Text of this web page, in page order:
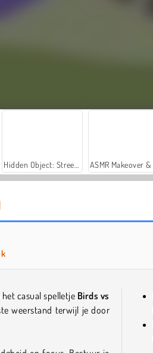
casual spelletje Birds vs
weerstand terwijl je door